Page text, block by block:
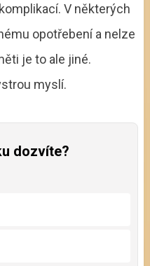
V některých
opotřebení a nelze
je to ale jiné.
myslí.
dozvíte?